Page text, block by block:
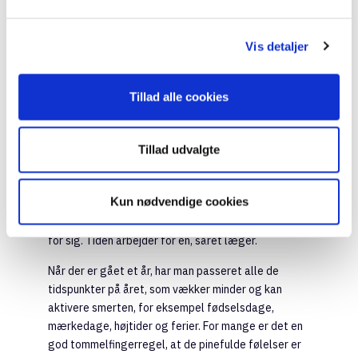
Vis detaljer
Tillad alle cookies
Tillad udvalgte
Kun nødvendige cookies
kærestesorg varer. Hvert menneske gennemgår
Det kan svinge fra trist til vred til slet ikke at føle
noget.
Med tiden bliver svingningerne mindre og færre, og
Til tider er man glad og tilfreds, til tider trist. For
mennesker, der føler stor smerte over tabet af en
partner, kan det være en hjælp at se udsvingskurven
for sig. Tiden arbejder for en, såret læger.
Når der er gået et år, har man passeret alle de
tidspunkter på året, som vækker minder og kan
aktivere smerten, for eksempel fødselsdage,
mærkedage, højtider og ferier. For mange er det en
god tommelfingerregel, at de pinefulde følelser er